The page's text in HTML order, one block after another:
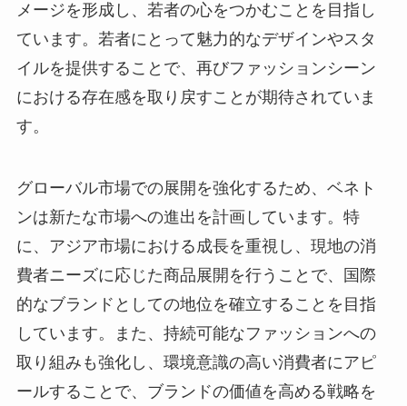
メージを形成し、若者の心をつかむことを目指し
ています。若者にとって魅力的なデザインやスタ
イルを提供することで、再びファッションシーン
における存在感を取り戻すことが期待されていま
す。
グローバル市場での展開を強化するため、ベネト
ンは新たな市場への進出を計画しています。特
に、アジア市場における成長を重視し、現地の消
費者ニーズに応じた商品展開を行うことで、国際
的なブランドとしての地位を確立することを目指
しています。また、持続可能なファッションへの
取り組みも強化し、環境意識の高い消費者にアピ
ールすることで、ブランドの価値を高める戦略を